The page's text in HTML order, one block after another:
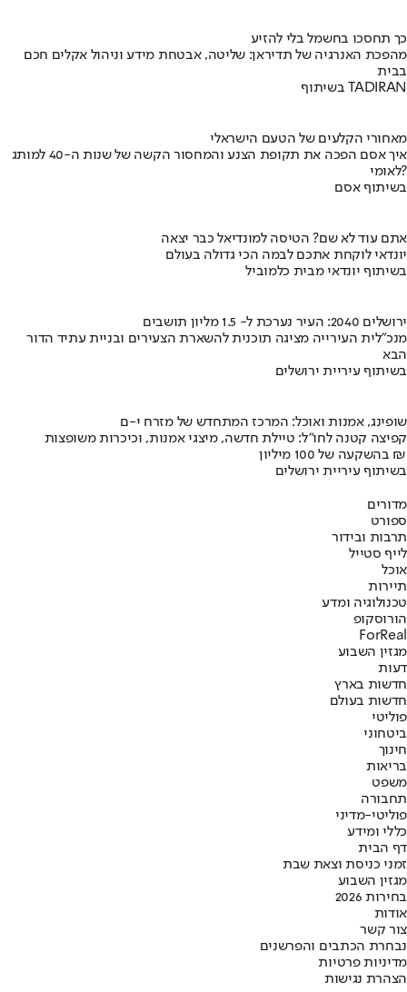
כך תחסכו בחשמל בלי להזיע
מהפכת האנרגיה של תדיראן: שליטה, אבטחת מידע וניהול אקלים חכם
בבית
בשיתוף TADIRAN
מאחורי הקלעים של הטעם הישראלי
איך אסם הפכה את תקופת הצנע והמחסור הקשה של שנות ה-40 למותג
לאומי?
בשיתוף אסם
אתם עוד לא שם? הטיסה למונדיאל כבר יצאה
יונדאי לוקחת אתכם לבמה הכי גדולה בעולם
בשיתוף יונדאי מבית כלמוביל
ירושלים 2040: העיר נערכת ל- 1.5 מליון תושבים
מנכ"לית העירייה מציגה תוכנית להשארת הצעירים ובניית עתיד הדור
הבא
בשיתוף עיריית ירושלים
שופינג, אמנות ואוכל: המרכז המתחדש של מזרח י-ם
קפיצה קטנה לחו"ל: טיילת חדשה, מיצגי אמנות, וכיכרות משופצות
בהשקעה של 100 מיליון ₪
בשיתוף עיריית ירושלים
מדורים
ספורט
תרבות ובידור
לייף סטייל
אוכל
תיירות
טכנולוגיה ומדע
הורוסקופ
ForReal
מגזין השבוע
דעות
חדשות בארץ
חדשות בעולם
פוליטי
ביטחוני
חינוך
בריאות
משפט
תחבורה
פוליטי-מדיני
כללי ומידע
דף הבית
זמני כניסת וצאת שבת
מגזין השבוע
בחירות 2026
אודות
צור קשר
נבחרת הכתבים והפרשנים
מדיניות פרטיות
הצהרת נגישות